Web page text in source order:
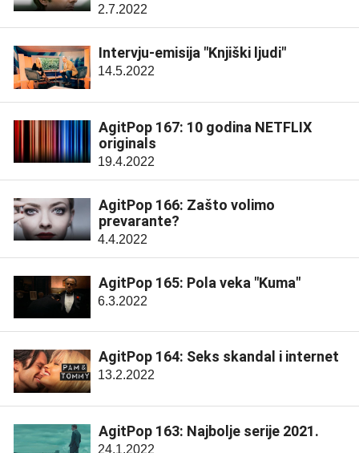
2.7.2022
Intervju-emisija "Knjiški ljudi"
14.5.2022
AgitPop 167: 10 godina NETFLIX
originals
19.4.2022
AgitPop 166: Zašto volimo
prevarante?
4.4.2022
AgitPop 165: Pola veka "Kuma"
6.3.2022
AgitPop 164: Seks skandal i internet
13.2.2022
AgitPop 163: Najbolje serije 2021.
24.1.2022